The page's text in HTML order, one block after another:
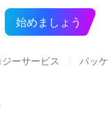
始めましょう
ーサービス パッ